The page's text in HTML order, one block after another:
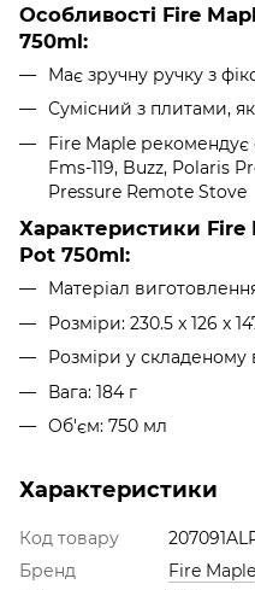
Особливості Fire
750ml:
Має зручну ручку з
Сумісний з плитами,
Fire Maple рекомендує
Fms-119, Buzz, Polaris
Pressure Remote Stove
Характеристики
Pot 750ml:
Матеріал
Розміри: 230.5 x 126 x
Розміри у складеному
Вага: 184 г
Об'єм: 750 мл
Характеристики
Код товару
Бренд
Fire Maple